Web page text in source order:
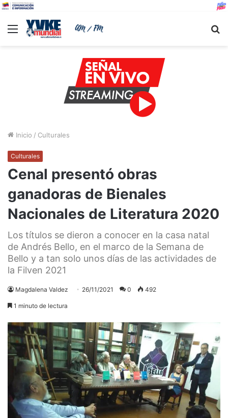
Menu
Inicio / Culturales
Culturales
Cenal presentó obras
ganadoras de Bienales
Nacionales de Literatura 2020
Los títulos se dieron a conocer en la casa natal
de Andrés Bello, en el marco de la Semana de
Bello y a tan solo unos días de las actividades de
la Filven 2021
Magdalena Valdez 26/11/2021 0 492
1 minuto de lectura